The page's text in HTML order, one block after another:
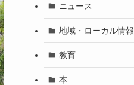
ニュース
地域・ローカル情報
教育
本